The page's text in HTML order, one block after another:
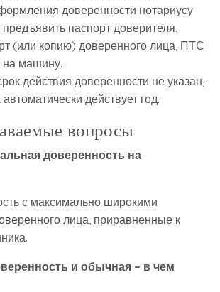
доверенности нотариусу
паспорт доверителя,
(или копию) доверенного лица, ПТС
машину.
действия доверенности не указан,
действует год.
вопросы
доверенность на
с максимально широкими
лица, приравненные к
и обычная – в чем